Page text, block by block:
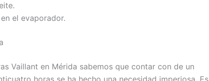
el evaporador.
Vaillant en Mérida sabemos que contar con de un